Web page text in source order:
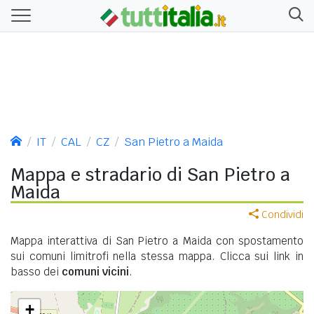
IT CAL CZ San Pietro a Maida
Mappa e stradario di San Pietro a
Maida
Condividi
Mappa interattiva di San Pietro a Maida con spostamento
sui comuni limitrofi nella stessa mappa. Clicca sui link in
basso dei comuni vicini.
+